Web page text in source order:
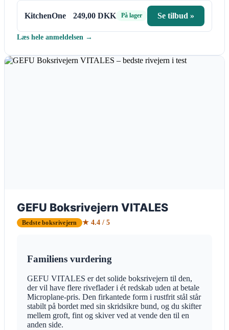
KitchenOne 249,00 DKK På lager Se tilbud »
Læs hele anmeldelsen →
GEFU Boksrivejern VITALES
Bedste boksrivejern ★ 4.4 / 5
Familiens vurdering
GEFU VITALES er det solide boksrivejern til den,
der vil have flere riveflader i ét redskab uden at betale
Microplane-pris. Den firkantede form i rustfrit stål står
stabilt på bordet med sin skridsikre bund, og du skifter
mellem groft, fint og skiver ved at vende den til en
anden side.